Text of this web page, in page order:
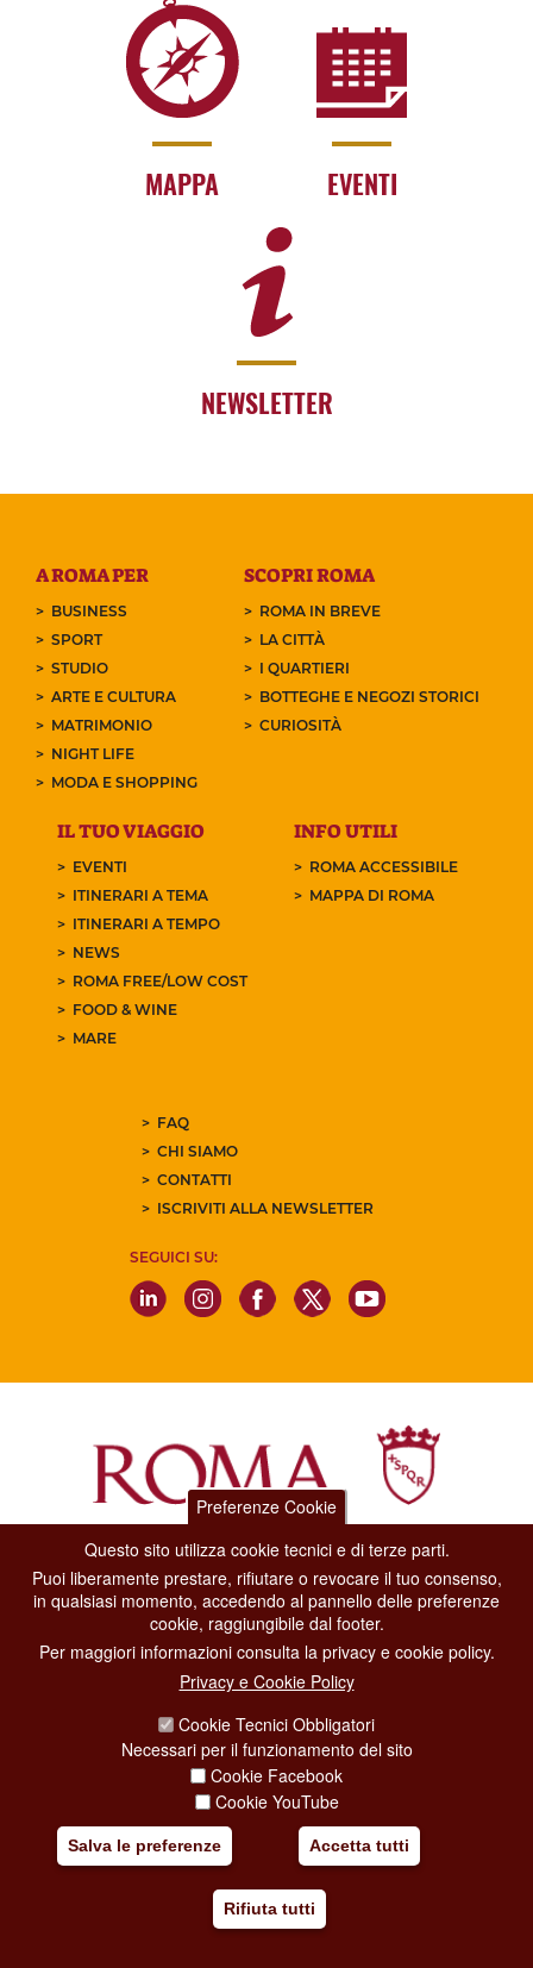
MAPPA EVENTI
NEWSLETTER
A ROMA PER
BUSINESS
SPORT
STUDIO
ARTE E CULTURA
MATRIMONIO
NIGHT LIFE
MODA E SHOPPING
SCOPRI ROMA
ROMA IN BREVE
LA CITTÀ
I QUARTIERI
BOTTEGHE E NEGOZI STORICI
CURIOSITÀ
IL TUO VIAGGIO
EVENTI
ITINERARI A TEMA
ITINERARI A TEMPO
NEWS
ROMA FREE/LOW COST
FOOD & WINE
MARE
INFO UTILI
ROMA ACCESSIBILE
MAPPA DI ROMA
FAQ
CHI SIAMO
CONTATTI
ISCRIVITI ALLA NEWSLETTER
SEGUICI SU:
Dipartimento Grandi Eventi, Sport, Turismo e Moda.
Via di San Basilio, 51
00187 Roma
CONTACT CENTER TEL. 06 06 08
CONTATTA LA REDAZIONE
SOCIAL MEDIA POLICY
COPYRIGHT
Preferenze Cookie
Questo sito utilizza cookie tecnici e di terze parti.
Puoi liberamente prestare, rifiutare o revocare il tuo consenso,
in qualsiasi momento, accedendo al pannello delle preferenze
cookie, raggiungibile dal footer.
Per maggiori informazioni consulta la privacy e cookie policy.
Privacy e Cookie Policy
Cookie Tecnici Obbligatori
Necessari per il funzionamento del sito
Cookie Facebook
Cookie YouTube
Salva le preferenze Accetta tutti
Rifiuta tutti